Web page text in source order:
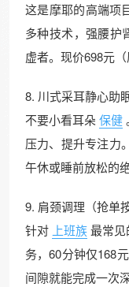
这是摩耶的高端项
多种技术，强腰护
虚者。现价698元（
8. 川式采耳静心助
不要小看耳朵 保健
压力、提升专注力
午休或睡前放松的
9. 肩颈调理（抢单按
针对 上班族 最常
务，60分钟仅168
间隙就能完成一次